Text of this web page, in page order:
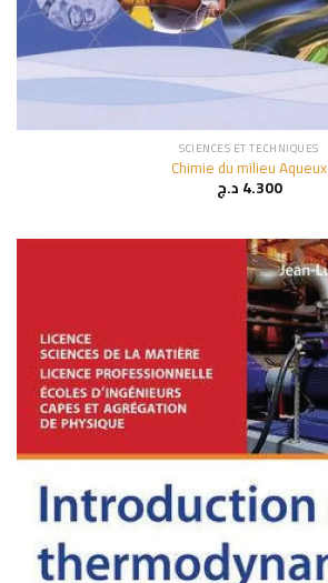
SCIENCES ET TECHNIQUES
Chimie du milieu Aqueux
4.300د.ج